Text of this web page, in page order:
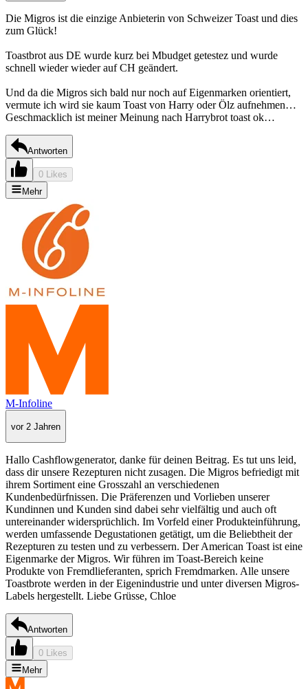
Die Migros ist die einzige Anbieterin von Schweizer Toast und dies
zum Glück!
Toastbrot aus DE wurde kurz bei Mbudget getestez und wurde
schnell wieder wieder auf CH geändert.
Und da die Migros sich bald nur noch auf Eigenmarken orientiert,
vermute ich wird sie kaum Toast von Harry oder Ölz aufnehmen…
Geschmacklich ist meiner Meinung nach Harrybrot toast ok…
Antworten
0 Likes
Mehr
M-Infoline
vor 2 Jahren
Hallo Cashflowgenerator, danke für deinen Beitrag. Es tut uns leid,
dass dir unsere Rezepturen nicht zusagen. Die Migros befriedigt mit
ihrem Sortiment eine Grosszahl an verschiedenen
Kundenbedürfnissen. Die Präferenzen und Vorlieben unserer
Kundinnen und Kunden sind dabei sehr vielfältig und auch oft
untereinander widersprüchlich. Im Vorfeld einer Produkteinführung,
werden umfassende Degustationen getätigt, um die Beliebtheit der
Rezepturen zu testen und zu verbessern. Der American Toast ist eine
Eigenmarke der Migros. Wir führen im Toast-Bereich keine
Produkte von Fremdlieferanten, sprich Fremdmarken. Alle unsere
Toastbrote werden in der Eigenindustrie und unter diversen Migros-
Labels hergestellt. Liebe Grüsse, Chloe
Antworten
0 Likes
Mehr